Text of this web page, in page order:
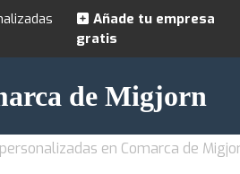
Añade tu empresa
gratis
de Migjorn
en Comarca de